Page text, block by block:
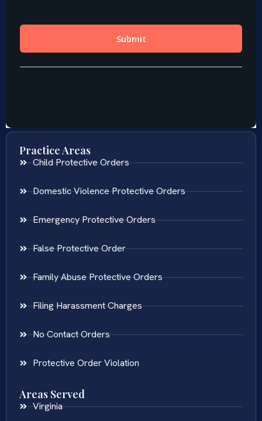
Practice Areas
Child Protective Orders
Domestic Violence Protective Orders
Emergency Protective Orders
False Protective Order
Family Abuse Protective Orders
Filing Harassment Charges
No Contact Orders
Protective Order Violation
Areas Served
Virginia